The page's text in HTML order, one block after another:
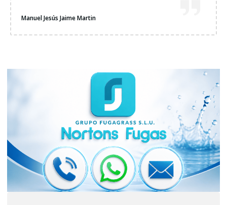
Manuel Jesús Jaime Martin